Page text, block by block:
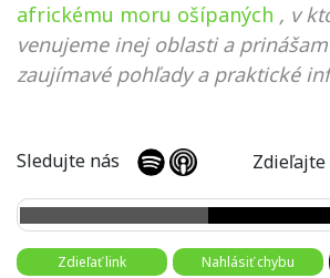
africkému moru ošípaných , v
venujeme inej oblasti a
zaujímavé pohľady a praktické
Sledujte nás Zdieľajte
Zdieľať link Nahlásiť chybu